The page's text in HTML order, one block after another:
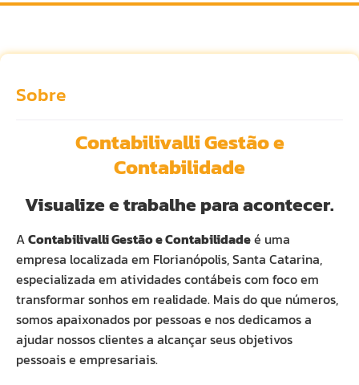
Sobre
Contabilivalli Gestão e
Contabilidade
Visualize e trabalhe para acontecer.
AContabilivalli Gestão e Contabilidadeé uma
empresa localizada em Florianópolis, Santa Catarina,
especializada em atividades contábeis com foco em
transformar sonhos em realidade. Mais do que números,
somos apaixonados por pessoas e nos dedicamos a
ajudar nossos clientes a alcançar seus objetivos
pessoais e empresariais.